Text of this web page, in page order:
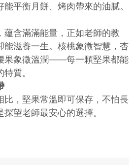
平衡月餅、烤肉帶來的油膩。
蘊含滿滿能量，正如老師的教
能滋養一生。核桃象徵智慧，杏
果象徵溫潤——每一顆堅果都能
質。
比，堅果常溫即可保存，不怕長
望老師最安心的選擇。